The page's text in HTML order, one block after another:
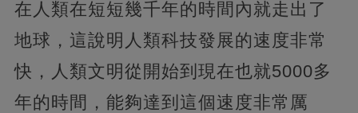
在人類在短短幾千年的時間內就走出了
地球，這說明人類科技發展的速度非常
快，人類文明從開始到現在也就5000多
年的時間，能夠達到這個速度非常厲